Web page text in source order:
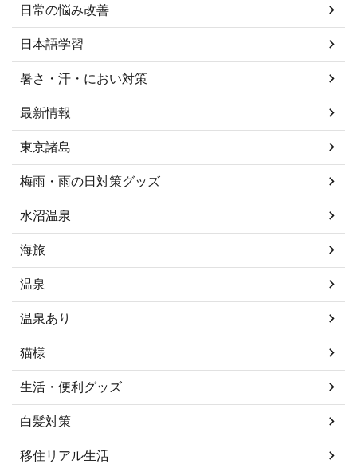
日常の悩み改善
日本語学習
暑さ・汗・におい対策
最新情報
東京諸島
梅雨・雨の日対策グッズ
水沼温泉
海旅
温泉
温泉あり
猫様
生活・便利グッズ
白髪対策
移住リアル生活